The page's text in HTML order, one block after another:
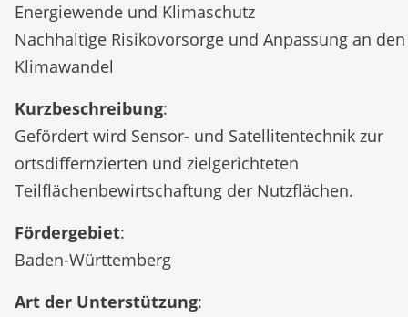
Energiewende und Klimaschutz
Nachhaltige Risikovorsorge und Anpassung an den
Klimawandel
Kurzbeschreibung:
Gefördert wird Sensor- und Satellitentechnik zur
ortsdiffernzierten und zielgerichteten
Teilflächenbewirtschaftung der Nutzflächen.
Fördergebiet:
Baden-Württemberg
Art der Unterstützung: